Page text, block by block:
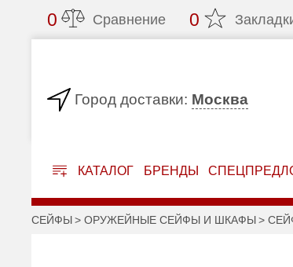
0 Сравнение 0
Город доставки: Москва
КАТАЛОГ БРЕНДЫ
СЕЙФЫ ОРУЖЕЙНЫЕ СЕЙФЫ И ШКАФЫ